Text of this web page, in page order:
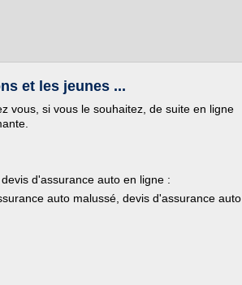
et les jeunes ...
vous, si vous le souhaitez, de suite en ligne
d'assurance auto en ligne :
auto malussé, devis d'assurance auto